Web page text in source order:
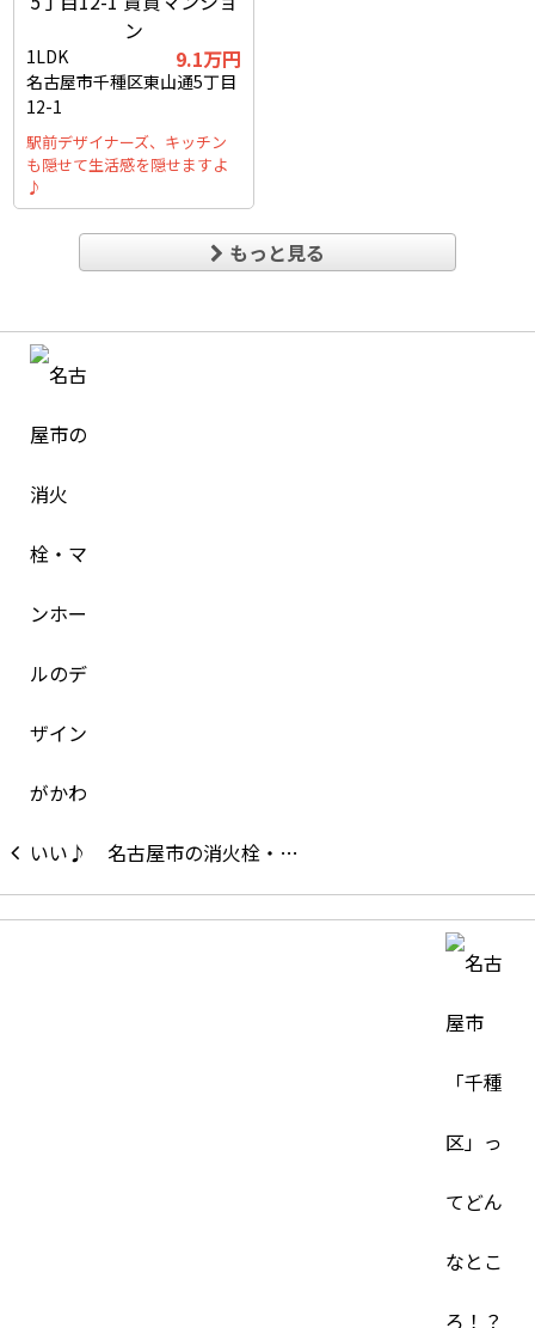
1LDK 9.1万円
名古屋市千種区東山通5丁目
12-1
駅前デザイナーズ、キッチン
も隠せて生活感を隠せますよ
♪
もっと見る
名古屋市の消火栓・…